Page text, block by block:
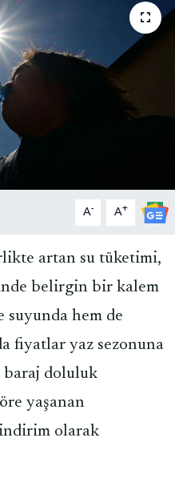
A- A+
artan su tüketimi,
belirgin bir kalem
suyunda hem de
fiyatlar yaz sezonuna
baraj doluluk
yaşanan
olarak